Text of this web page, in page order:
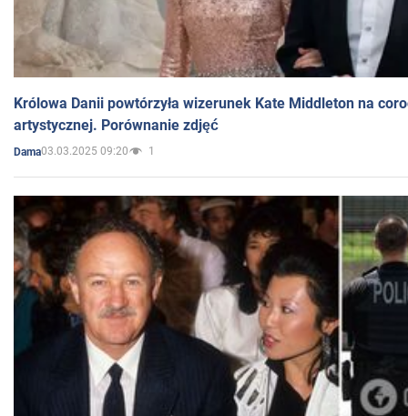
Królowa Danii powtórzyła wizerunek Kate Middleton na
artystycznej. Porównanie zdjęć
Dama03.03.2025 09:20 1